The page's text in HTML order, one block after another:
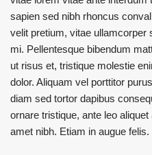
sapien sed nibh rhoncus
velit pretium, vitae ullamcorper
mi. Pellentesque bibendum
ut risus et, tristique molestie
dolor. Aliquam vel porttitor
diam sed tortor dapibus
ornare tristique, ante leo
amet nibh. Etiam in augue felis.